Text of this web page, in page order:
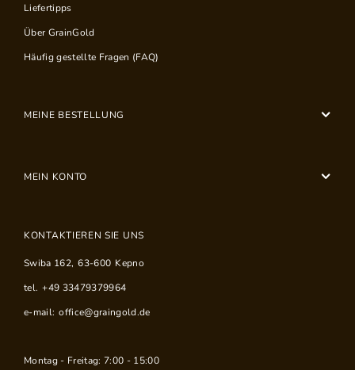
Liefertipps
Über GrainGold
Häufig gestellte Fragen (FAQ)
MEINE BESTELLUNG
MEIN KONTO
KONTAKTIEREN SIE UNS
Swiba 162, 63-600 Kepno
tel. +49 33479379964
e-mail: office@graingold.de
Montag - Freitag: 7:00 - 15:00